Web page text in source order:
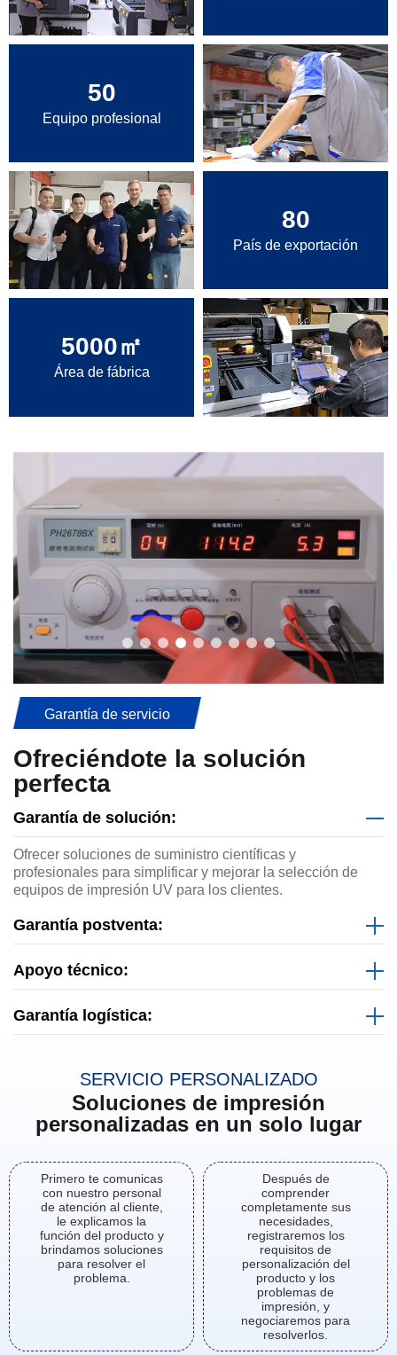
50
Equipo profesional
80
País de exportación
5000㎡
Área de fábrica
Garantía de servicio
Ofreciéndote la solución
perfecta
Garantía de solución:
Ofrecer soluciones de suministro científicas y
profesionales para simplificar y mejorar la selección de
equipos de impresión UV para los clientes.
Garantía postventa:
Apoyo técnico:
Garantía logística:
SERVICIO PERSONALIZADO
Soluciones de impresión
personalizadas en un solo lugar
Primero te comunicas
con nuestro personal
de atención al cliente,
le explicamos la
función del producto y
brindamos soluciones
para resolver el
problema.
Después de
comprender
completamente sus
necesidades,
registraremos los
requisitos de
personalización del
producto y los
problemas de
impresión, y
negociaremos para
resolverlos.